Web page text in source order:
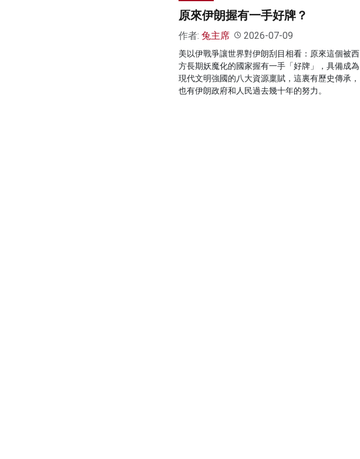
原來伊朗握有一手好牌？
作者: 兔主席 2026-07-09
美以伊戰爭讓世界對伊朗刮目相看：原來這個被西
方長期妖魔化的國家握有一手「好牌」，具備成為
現代文明強國的八大資源稟賦，這裏有歷史傳承，
也有伊朗政府和人民過去幾十年的努力。